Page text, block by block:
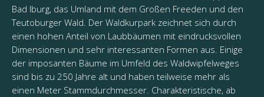
Bad Iburg, das Umland mit dem Großen Freeden und den
Teutoburger Wald. Der Waldkurpark zeichnet sich durch
einen hohen Anteil von Laubbäumen mit eindrucksvollen
Dimensionen und sehr interessanten Formen aus. Einige
der imposanten Bäume im Umfeld des Waldwipfelweges
sind bis zu 250 Jahre alt und haben teilweise mehr als
einen Meter Stammdurchmesser. Charakteristische, ab